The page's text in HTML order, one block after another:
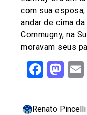
com sua
andar de cima
Commugny, na
moravam seus
Renato Pincelli